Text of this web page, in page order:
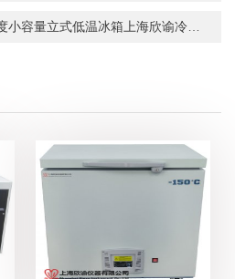
式低温冰箱上海欣谕冷冻保存柜立式低温保存箱